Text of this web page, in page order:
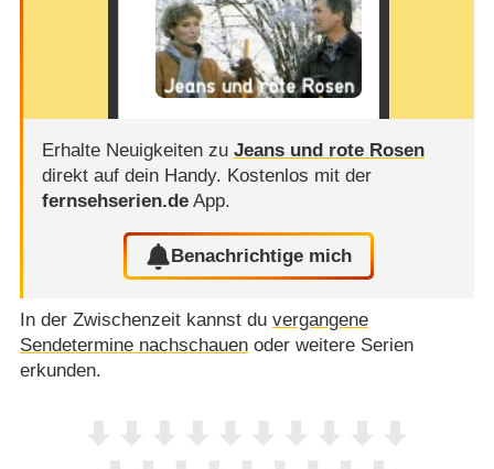
Erhalte Neuigkeiten zu Jeans und rote Rosen
direkt auf dein Handy. Kostenlos mit der
fernsehserien.deApp.
Benachrichtige mich
In der Zwischenzeit kannst du vergangene
Sendetermine nachschauenoder weitere Serien
erkunden.